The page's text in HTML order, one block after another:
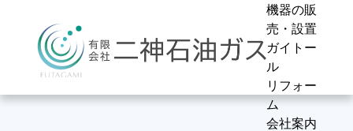
機器の販
売・設置
ガイトー
ル
リフォー
ム
会社案内
会社概要
お知らせ